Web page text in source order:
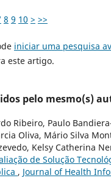
8 9 10 > >>
iniciar uma pesquisa
este artigo.
pelo mesmo(s)
Ribeiro, Paulo
Oliva, Mário Silva
Kelsy Catherina
de Solução
, Journal of Health